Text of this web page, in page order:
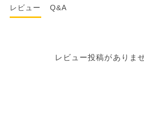
レビュー Q&A
レビュー投稿がありま